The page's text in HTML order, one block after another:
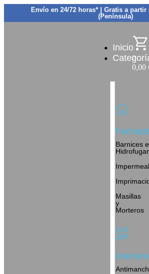
Envío en 24/72 horas* | Gratis a partir
(Península)
Inicio
Barnices e
Masillas
y
Morteros
0
0,00